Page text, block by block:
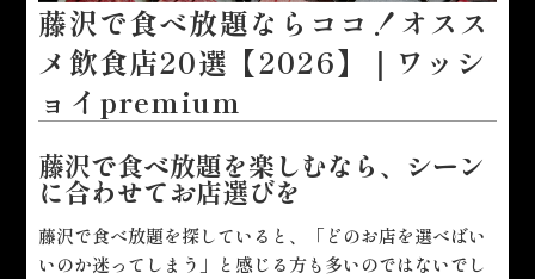
藤沢で食べ放題ならココ！オスス
メ飲食店20選【2026】｜ワッシ
ョイpremium
藤沢で食べ放題を楽しむなら、シーン
に合わせてお店選びを
藤沢で食べ放題を探していると、「どのお店を選べばい
いのか迷ってしまう」と感じる方も多いのではないでし